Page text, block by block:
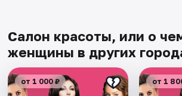
Салон красоты, или о
женщины в других
от 1 000 ₽ от 1